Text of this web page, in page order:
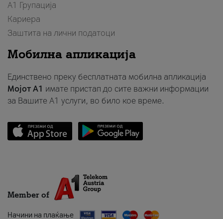
А1 Групација
Кариера
Заштита на лични податоци
Мобилна апликација
Единствено преку бесплатната мобилна апликација
Мојот A1 имате пристап до сите важни информации
за Вашите A1 услуги, во било кое време.
Member of
Начини на плаќање